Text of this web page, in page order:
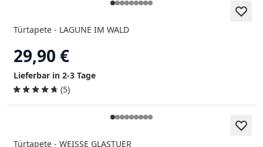
Türtapete - LAGUNE IM WALD
29,90 €
Lieferbar in 2-3 Tage
(5)
Türtapete - WEISSE GLASTUER